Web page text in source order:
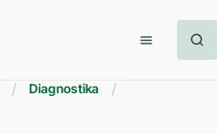
Diagnostika